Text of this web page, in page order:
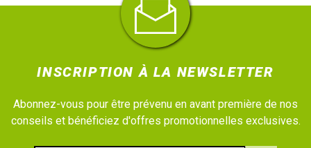
INSCRIPTION À LA NEWSLETTER
Abonnez-vous pour être prévenu en avant première de nos
conseils et bénéficiez d'offres promotionnelles exclusives.